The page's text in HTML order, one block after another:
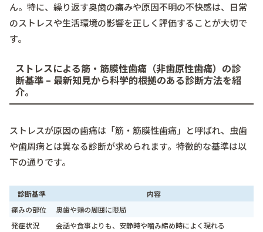
ん。特に、繰り返す奥歯の痛みや原因不明の不快感は、日常
のストレスや生活環境の影響を正しく評価することが大切で
す。
ストレスによる筋・筋膜性歯痛（非歯原性歯痛）の診
断基準 – 最新知見から科学的根拠のある診断方法を紹
介。
ストレスが原因の歯痛は「筋・筋膜性歯痛」と呼ばれ、虫歯
や歯周病とは異なる診断が求められます。特徴的な基準は以
下の通りです。
診断基準
内容
痛みの部位
奥歯や頬の周囲に限局
発症状況
会話や食事よりも、安静時や噛み締め時によく現れる